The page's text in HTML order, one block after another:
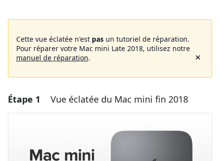
Cette vue éclatée n'est pas un tutoriel de réparation.
Pour réparer votre Mac mini Late 2018, utilisez notre
manuel de réparation.
Étape 1 Vue éclatée du Mac mini fin 2018